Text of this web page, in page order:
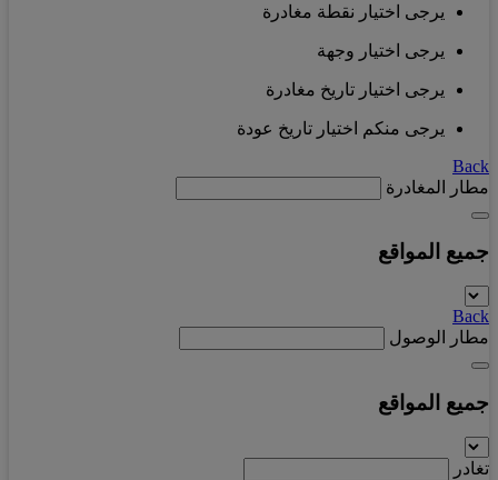
يرجى اختيار نقطة مغادرة
يرجى اختيار وجهة
يرجى اختيار تاريخ مغادرة
يرجى منكم اختيار تاريخ عودة
Back
مطار المغادرة
جميع المواقع
Back
مطار الوصول
جميع المواقع
تغادر